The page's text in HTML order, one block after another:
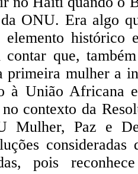
ONU. Era algo
elemento histórico
contar que,
primeira mulher a
à União Africana
contexto da
Mulher, Paz e
pois